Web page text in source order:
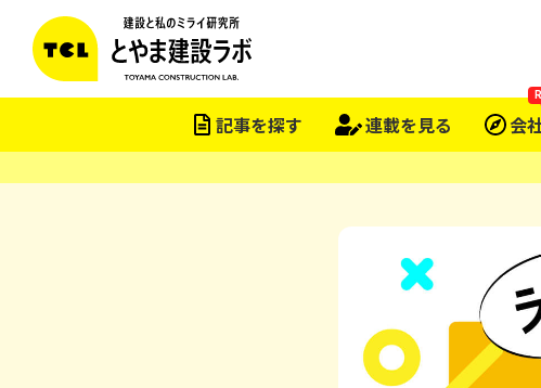
記事を探す 連載を見る 会